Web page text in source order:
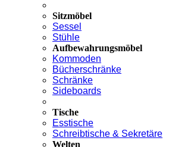
Sitzmöbel
Sessel
Stühle
Aufbewahrungsmöbel
Kommoden
Bücherschränke
Schränke
Sideboards
Tische
Esstische
Schreibtische & Sekretäre
Welten